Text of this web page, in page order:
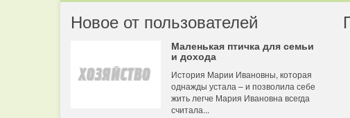
Новое от пользователей
Маленькая птичка для семьи
и дохода
История Марии Ивановны, которая
однажды устала – и позволила себе
жить легче Мария Ивановна всегда
считала...